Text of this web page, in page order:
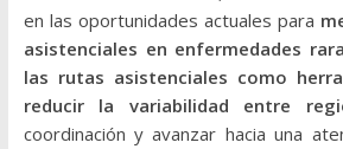
en las oportunidades actuales para
asistenciales en enfermedades
las rutas asistenciales como
reducir la variabilidad entre
coordinación y avanzar hacia una